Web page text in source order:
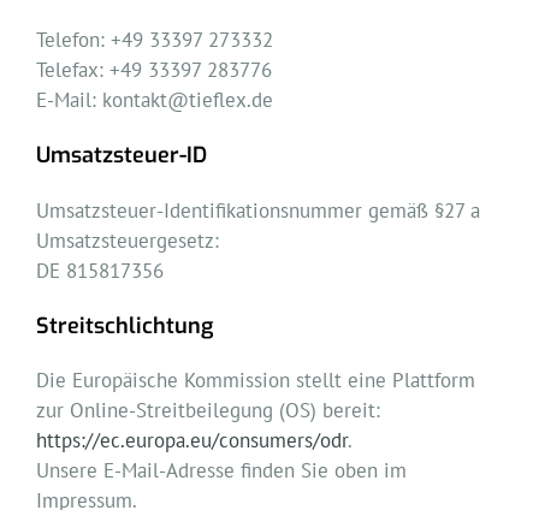
Telefon: +49 33397 273332
Telefax: +49 33397 283776
E-Mail: kontakt@tieflex.de
Umsatzsteuer-ID
Umsatzsteuer-Identifikationsnummer gemäß §27 a
Umsatzsteuergesetz:
DE 815817356
Streitschlichtung
Die Europäische Kommission stellt eine Plattform
zur Online-Streitbeilegung (OS) bereit:
https://ec.europa.eu/consumers/odr.
Unsere E-Mail-Adresse finden Sie oben im
Impressum.